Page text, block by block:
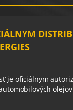
je oficiálnym
olejov